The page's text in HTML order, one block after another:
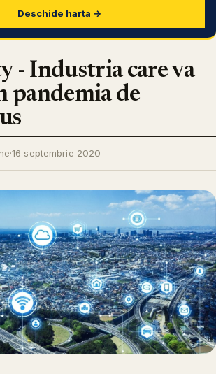
Deschide harta →
- Industria care va
pandemia de
·16 septembrie 2020